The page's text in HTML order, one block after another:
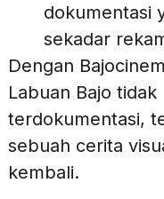
dokumentasi
sekadar
Dengan
Labuan Bajo tidak
terdokumentasi,
sebuah cerita
kembali.